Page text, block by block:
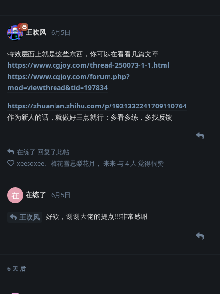
王吹风 6月5日
特效层面上就是这些东西，你可以在看看几篇文章
https://www.cgjoy.com/thread-250073-1-1.html
https://www.cgjoy.com/forum.php?
mod=viewthread&tid=197834
https://zhuanlan.zhihu.com/p/1921332241709110764
作为新人的话，就做好三点就行：多看多练，多找反馈
在练了 回复了此帖
xeesoxee、 梅花雪思梨花月 ， 来来与4 人 觉得很赞
在 在练了 6月5日
王吹风 好欸，谢谢大佬的提点!!!非常感谢
6 天 后